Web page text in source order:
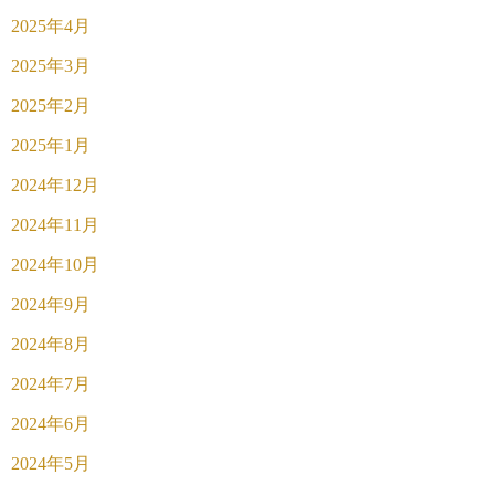
2025年4月
2025年3月
2025年2月
2025年1月
2024年12月
2024年11月
2024年10月
2024年9月
2024年8月
2024年7月
2024年6月
2024年5月